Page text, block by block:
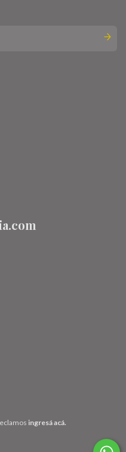
ingresá acá.